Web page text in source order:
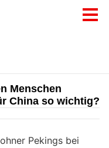
Menschen
China so wichtig?
Pekings bei